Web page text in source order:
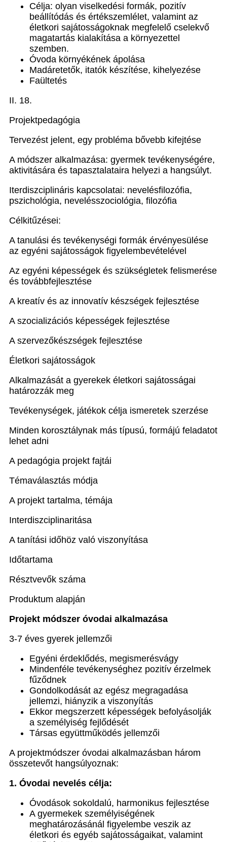
Célja: olyan viselkedési formák, pozitív
beállítódás és értékszemlélet, valamint az
életkori sajátosságoknak megfelelő cselekvő
magatartás kialakítása a környezettel
szemben.
Óvoda környékének ápolása
Madáretetők, itatók készítése, kihelyezése
Faültetés
II. 18.
Projektpedagógia
Tervezést jelent, egy probléma bővebb kifejtése
A módszer alkalmazása: gyermek tevékenységére,
aktivitására és tapasztalataira helyezi a hangsúlyt.
Iterdiszciplináris kapcsolatai: nevelésfilozófia,
pszichológia, nevelésszociológia, filozófia
Célkitűzései:
A tanulási és tevékenységi formák érvényesülése
az egyéni sajátosságok figyelembevételével
Az egyéni képességek és szükségletek felismerése
és továbbfejlesztése
A kreatív és az innovatív készségek fejlesztése
A szocializációs képességek fejlesztése
A szervezőkészségek fejlesztése
Életkori sajátosságok
Alkalmazását a gyerekek életkori sajátosságai
határozzák meg
Tevékenységek, játékok célja ismeretek szerzése
Minden korosztálynak más típusú, formájú feladatot
lehet adni
A pedagógia projekt fajtái
Témaválasztás módja
A projekt tartalma, témája
Interdiszciplinaritása
A tanítási időhöz való viszonyítása
Időtartama
Résztvevők száma
Produktum alapján
Projekt módszer óvodai alkalmazása
3-7 éves gyerek jellemzői
Egyéni érdeklődés, megismerésvágy
Mindenféle tevékenységhez pozitív érzelmek
fűződnek
Gondolkodását az egész megragadása
jellemzi, hiányzik a viszonyítás
Ekkor megszerzett képességek befolyásolják
a személyiség fejlődését
Társas együttműködés jellemzői
A projektmódszer óvodai alkalmazásban három
összetevőt hangsúlyoznak:
1. Óvodai nevelés célja:
Óvodások sokoldalú, harmonikus fejlesztése
A gyermekek személyiségének
meghatározásánál figyelembe veszik az
életkori és egyéb sajátosságaikat, valamint